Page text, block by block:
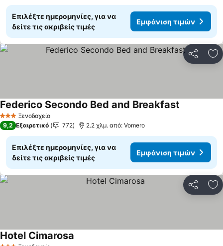
Επιλέξτε ημερομηνίες, για να
δείτε τις ακριβείς τιμές
Εμφάνιση τιμών
3 ΑστέριαΞενοδοχείο
Federico Secondo Bed and Breakfast
9,2 Εξαιρετικό 772 2.2 χλμ. από: Vomero
Επιλέξτε ημερομηνίες, για να
δείτε τις ακριβείς τιμές
Εμφάνιση τιμών
Hotel Cimarosa